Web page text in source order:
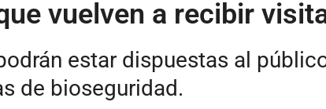
vuelven a recibir
estar dispuestas al
de bioseguridad.